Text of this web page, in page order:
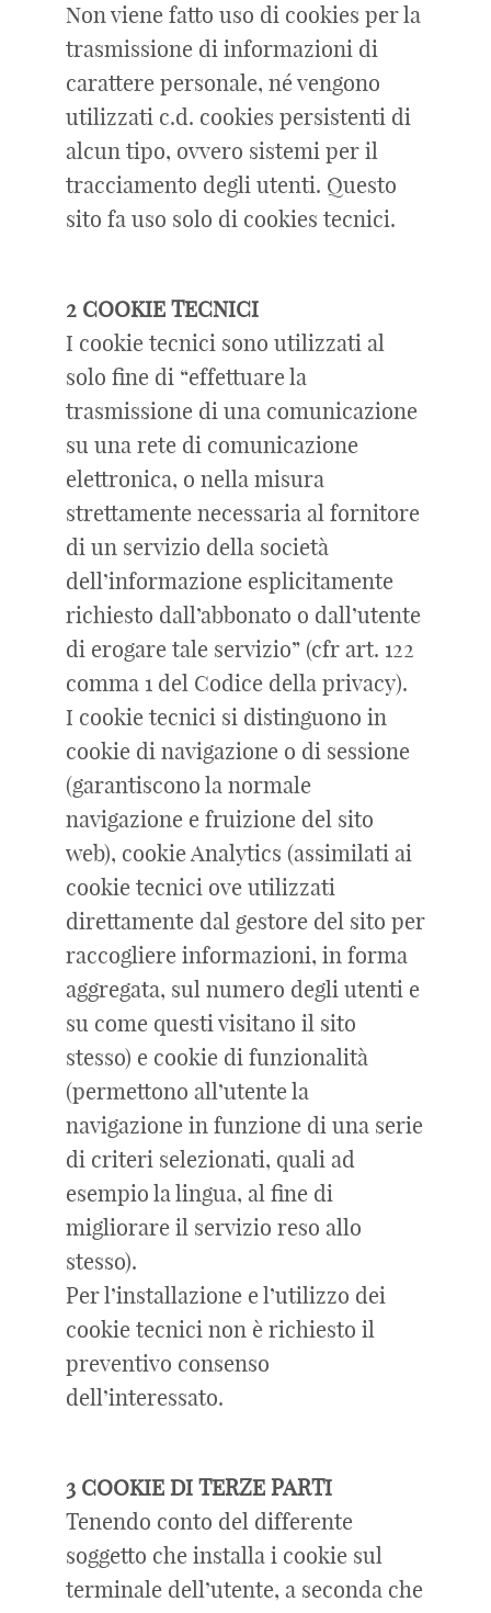
Non viene fatto uso di cookies per la
trasmissione di informazioni di
carattere personale, né vengono
utilizzati c.d. cookies persistenti di
alcun tipo, ovvero sistemi per il
tracciamento degli utenti. Questo
sito fa uso solo di cookies tecnici.
2 COOKIE TECNICI
I cookie tecnici sono utilizzati al
solo fine di “effettuare la
trasmissione di una comunicazione
su una rete di comunicazione
elettronica, o nella misura
strettamente necessaria al fornitore
di un servizio della società
dell’informazione esplicitamente
richiesto dall’abbonato o dall’utente
di erogare tale servizio” (cfr art. 122
comma 1 del Codice della privacy).
I cookie tecnici si distinguono in
cookie di navigazione o di sessione
(garantiscono la normale
navigazione e fruizione del sito
web), cookie Analytics (assimilati ai
cookie tecnici ove utilizzati
direttamente dal gestore del sito per
raccogliere informazioni, in forma
aggregata, sul numero degli utenti e
su come questi visitano il sito
stesso) e cookie di funzionalità
(permettono all’utente la
navigazione in funzione di una serie
di criteri selezionati, quali ad
esempio la lingua, al fine di
migliorare il servizio reso allo
stesso).
Per l’installazione e l’utilizzo dei
cookie tecnici non è richiesto il
preventivo consenso
dell’interessato.
3 COOKIE DI TERZE PARTI
Tenendo conto del differente
soggetto che installa i cookie sul
terminale dell’utente, a seconda che